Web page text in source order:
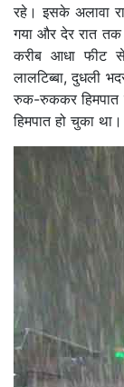
रहे। इसके अलावा
गया और देर रात तक
करीब आधा फीट
लालटिब्बा, दुधली
रुक-रुककर हिमपात
हिमपात हो चुका था।